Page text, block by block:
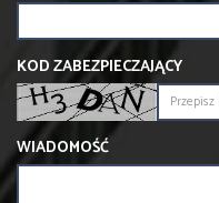
KOD ZABEZPIECZAJĄCY
WIADOMOŚĆ